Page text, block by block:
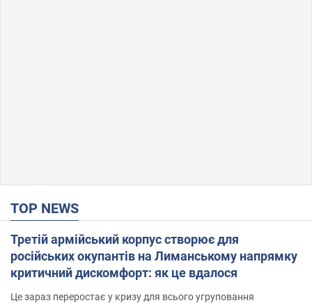
TOP NEWS
Третій армійський корпус створює для
російських окупантів на Лиманському напрямку
критичний дискомфорт: як це вдалося
Це зараз переростає у кризу для всього угруповання